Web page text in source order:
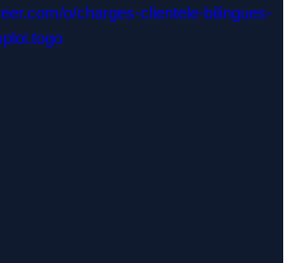
o/charges-clientele-bilingues-